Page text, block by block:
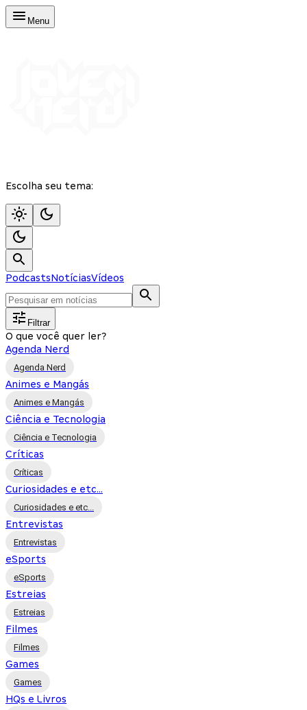
Menu
Escolha seu tema:
PodcastsNotíciasVídeos
Filtrar
O que você quer ler?
Agenda Nerd
Agenda Nerd
Animes e Mangás
Animes e Mangás
Ciência e Tecnologia
Ciência e Tecnologia
Críticas
Críticas
Curiosidades e etc...
Curiosidades e etc...
Entrevistas
Entrevistas
eSports
eSports
Estreias
Estreias
Filmes
Filmes
Games
Games
HQs e Livros